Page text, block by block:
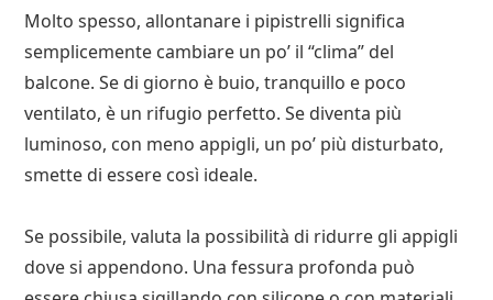
Molto spesso, allontanare i pipistrelli significa
semplicemente cambiare un po’ il “clima” del
balcone. Se di giorno è buio, tranquillo e poco
ventilato, è un rifugio perfetto. Se diventa più
luminoso, con meno appigli, un po’ più disturbato,
smette di essere così ideale.
Se possibile, valuta la possibilità di ridurre gli appigli
dove si appendono. Una fessura profonda può